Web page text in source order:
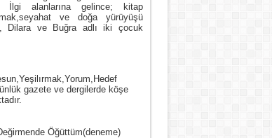
İlgi alanlarına gelince; kitap
ve doğa yürüyüşü
Dilara ve Buğra adlı iki çocuk
gazete ve dergilerde köşe
Öğüttüm(deneme)